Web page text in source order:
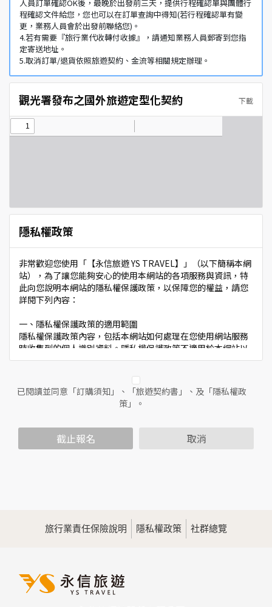
人員訂單確認OK後，最晚於出發前三天，提供行程確認單與團體行
程確認文件給您，您也可以在訂單查詢中得知(若行程確認單有變
更，業務人員會於出發前聯絡您)。
4.若有需要『旅行業代收轉付收據』，請通知業務人員郵寄到您指
定寄送地址。
5.取消訂單/退貨依照旅遊契約、金流等相關規定辦理。
觀光署發布之國外旅遊定型化契約 下載
隱私權政策
非常歡迎您使用「【永信旅遊 YS TRAVEL】」（以下簡稱本網
站），為了讓您能夠安心的使用本網站的各項服務與資訊，特
此向您說明本網站的隱私權保護政策，以保障您的權益，請您
詳閱下列內容：
一、隱私權保護政策的適用範圍
隱私權保護政策內容，包括本網站如何處理在您使用網站服務
時收集到的個人識別資料。隱私權保護政策不適用於本網站以
外的相關連結網站，也不適用於非本網站所委託或參與管理的
二、個人資料的蒐集、處理及利用方式
當您造訪本網站或使用本網站所提供之功能服務時，我們將視
範圍內處理及利用您的個人資料；非經您書面同意，本網站不
會將個人資料用於其他用途。
為提供精確的服務，我們會將收集的問卷調查內容進行統計與
分析，分析結果之統計數據或說明文字呈現，除供內部研究
三、資料之保護
已閱讀並同意「訂購須知」、「旅遊契約書」、及「隱私權政
策」。
截止報名 取消
旅行業責任保險說明 隱私權政策 社群總覽